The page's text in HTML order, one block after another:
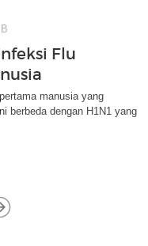
Flu
manusia yang
berbeda dengan H1N1 yang